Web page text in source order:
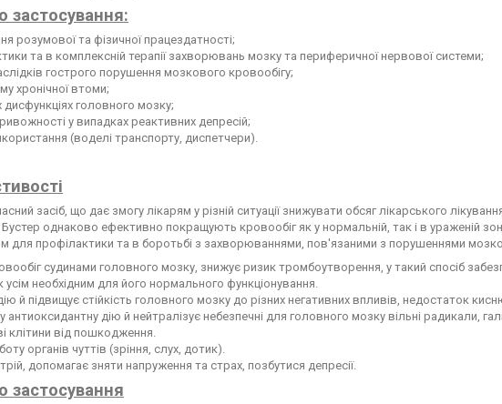
застосування:
розумової та фізичної працездатності;
та в комплексній терапії захворювань мозку та периферичної нервової системи;
гострого порушення мозкового кровообігу;
хронічної втоми;
дисфункціях головного мозку;
у випадках реактивних депресій;
(воделі транспорту, диспетчери).
засіб, що дає змогу лікарям у різній ситуації знижувати обсяг лікарського
однаково ефективно покращують кровообіг як у нормальній, так і в ураженій
для профілактики та в боротьбі з захворюваннями, пов'язаними з порушеннями
судинами головного мозку, знижує ризик тромбоутворення, у такий спосіб
необхідним для його нормального функціонування.
й підвищує стійкість головного мозку до різних негативних впливів, недостаток кисню
дію й нейтралізує небезпечні для головного мозку вільні радикали,
клітини від пошкодження.
органів чуттів (зріння, слух, дотик).
допомагає зняти напруження та страх, позбутися депресії.
застосування